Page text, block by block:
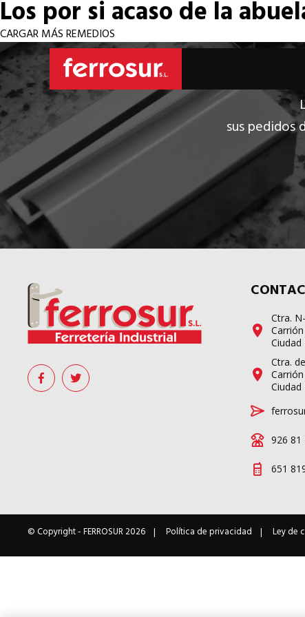
Los por si acaso de la
CARGAR MÁS REMEDIOS
sus pedidos
Ctra.
Ciudad
Ctra.
Ciudad
926 81
651
© Copyright -FERROSUR2026 Política de privacidad Ley de